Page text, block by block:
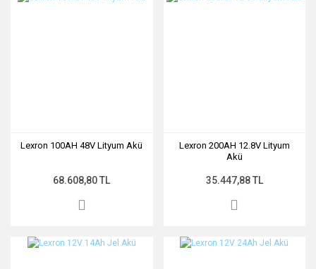
Lexron 100AH 48V Lityum Akü
68.608,80 TL
Lexron 200AH 12.8V Lityum
Akü
35.447,88 TL